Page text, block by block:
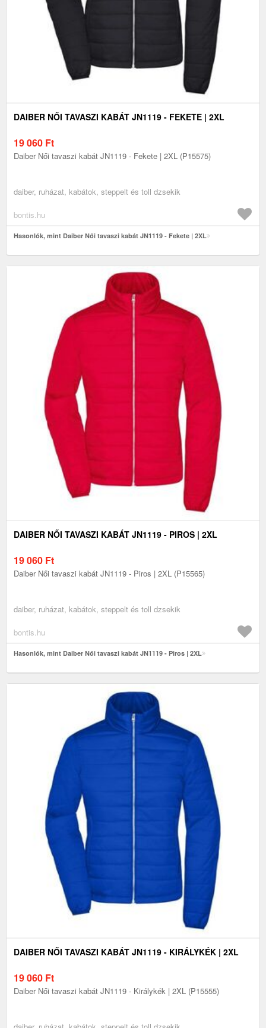
DAIBER NŐI TAVASZI KABÁT JN1119 - FEKETE | 2XL
19 060 Ft
Daiber Női tavaszi kabát JN1119 - Fekete | 2XL (P15575)
daiber, ruházat, kabátok, steppelt és toll dzsekik
bontis.hu
Hasonlók, mint Daiber Női tavaszi kabát JN1119 - Fekete | 2XL
DAIBER NŐI TAVASZI KABÁT JN1119 - PIROS | 2XL
19 060 Ft
Daiber Női tavaszi kabát JN1119 - Piros | 2XL (P15565)
daiber, ruházat, kabátok, steppelt és toll dzsekik
bontis.hu
Hasonlók, mint Daiber Női tavaszi kabát JN1119 - Piros | 2XL
DAIBER NŐI TAVASZI KABÁT JN1119 - KIRÁLYKÉK | 2XL
19 060 Ft
Daiber Női tavaszi kabát JN1119 - Királykék | 2XL (P15555)